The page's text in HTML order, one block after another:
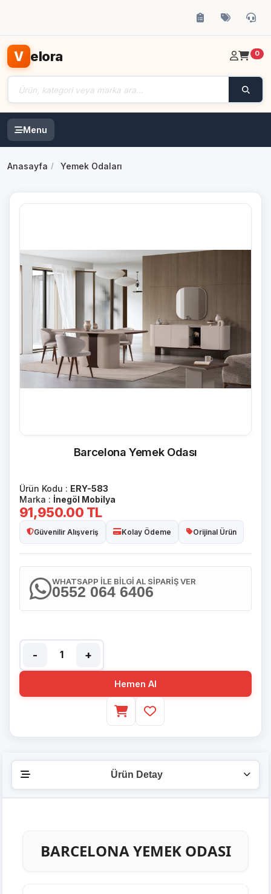
V elora 0
Menu
Anasayfa Yemek Odaları
Barcelona Yemek Odası
Ürün Kodu : ERY-583
Marka : İnegöl Mobilya
91,950.00 TL
Güvenilir Alışveriş Kolay Ödeme Orijinal Ürün
WHATSAPP İLE BİLGİ AL SİPARİŞ VER
0552 064 6406
- +
Hemen Al
Ürün Detay
BARCELONA YEMEK ODASI